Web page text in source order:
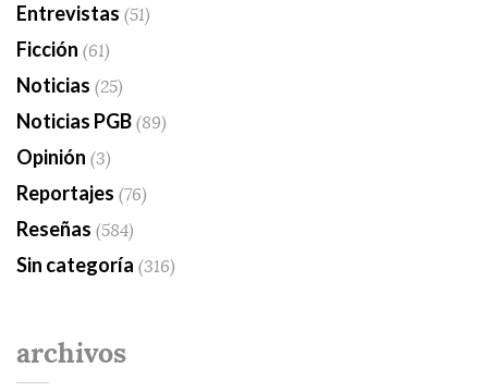
Entrevistas (51)
Ficción (61)
Noticias (25)
Noticias PGB(89)
Opinión (3)
Reportajes (76)
Reseñas (584)
Sin categoría (316)
archivos